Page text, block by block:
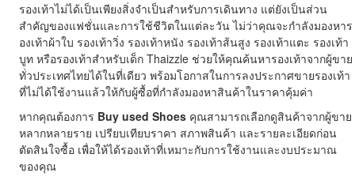
รองเท้าไม่ได้เป็นเพียงสิ่งจำเป็นสำหรับการเดินทาง แต่ยังเป็นส่วน
สำคัญของแฟชั่นและการใช้ชีวิตในแต่ละวัน ไม่ว่าคุณจะกำลังมองหาร
องเท้าผ้าใบ รองเท้าวิ่ง รองเท้าหนัง รองเท้าส้นสูง รองเท้าแตะ รองเท้า
บูท หรือรองเท้าสำหรับเด็ก Thaizzle ช่วยให้คุณค้นหารองเท้าจากผู้ขาย
ทั่วประเทศไทยได้ในที่เดียว พร้อมโอกาสในการลงประกาศขายรองเท้า
ที่ไม่ได้ใช้งานแล้วให้กับผู้ซื้อที่กำลังมองหาสินค้าในราคาคุ้มค่า
หากคุณต้องการ Buy used Shoes คุณสามารถเลือกดูสินค้าจากผู้ขาย
หลากหลายราย เปรียบเทียบราคา สภาพสินค้า และรายละเอียดก่อน
ตัดสินใจซื้อ เพื่อให้ได้รองเท้าที่เหมาะกับการใช้งานและงบประมาณ
ของคุณ